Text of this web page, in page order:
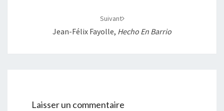
Suivant
Jean-Félix Fayolle, Hecho En Barrio
Laisser un commentaire